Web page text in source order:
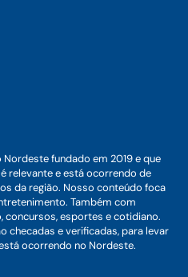
fundado em 2019 e que
relevante e está ocorrendo de
da região. Nosso conteúdo foca
Também com
concursos, esportes e cotidiano.
checadas e verificadas, para levar
ocorrendo no Nordeste.